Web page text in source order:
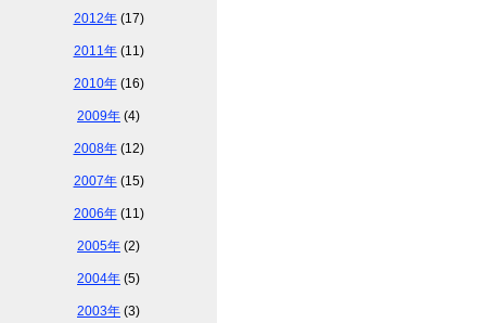
2012年(17)
2011年(11)
2010年(16)
2009年 (4)
2008年(12)
2007年(15)
2006年(11)
2005年 (2)
2004年 (5)
2003年 (3)